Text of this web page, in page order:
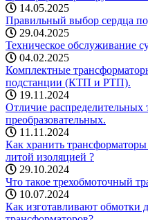
14.05.2025
Правильный выбор сердца
29.04.2025
Техническое обслуживание
04.02.2025
Комплектные
подстанции (КТП и РТП).
19.11.2024
Отличие распределительных
преобразовательных.
11.11.2024
Как хранить
литой изоляцией ?
29.10.2024
Что такое трехобмоточный
10.07.2024
Как изготавливают обмотки